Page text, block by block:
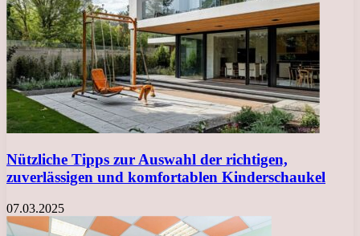
Nützliche Tipps zur Auswahl der richtigen,
zuverlässigen und komfortablen Kinderschaukel
07.03.2025